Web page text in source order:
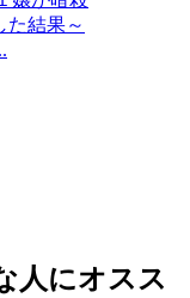
人にオスス